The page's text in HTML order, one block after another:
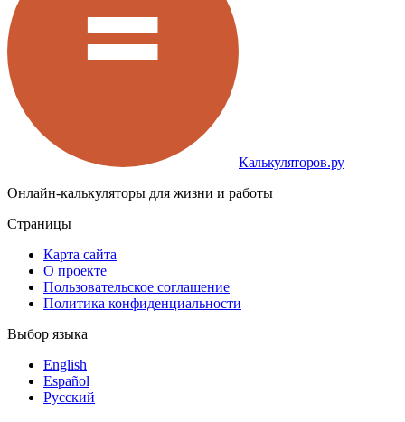
Калькуляторов.ру
Онлайн-калькуляторы для жизни и работы
Страницы
Карта сайта
О проекте
Пользовательское соглашение
Политика конфиденциальности
Выбор языка
English
Español
Русский